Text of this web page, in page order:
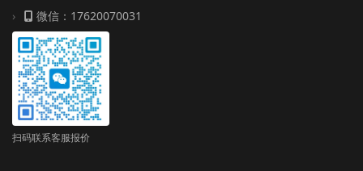
微信：17620070031
扫码联系客服报价